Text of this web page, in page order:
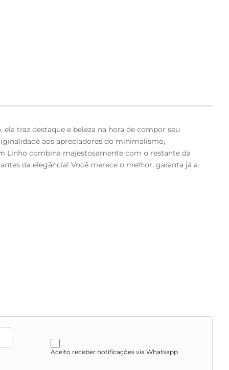
traz destaque e beleza na hora de compor seu
aos apreciadores do minimalismo,
Linho combina majestosamente com o restante da
da elegância! Você merece o melhor, garanta já a
Aceito receber notificações via Whatsapp